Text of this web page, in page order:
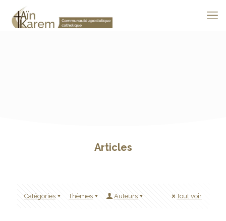
Articles
Catégories Thèmes Auteurs Tout voir